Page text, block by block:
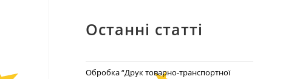
Останні статті
Обробка “Друк товарно-транспортної